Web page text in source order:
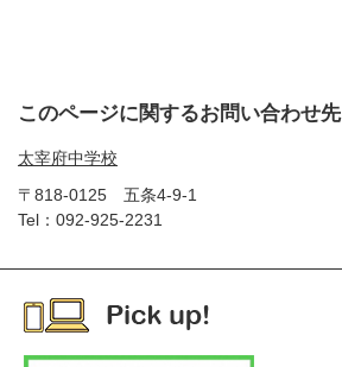
このページに関するお問い合わせ先
太宰府中学校
〒818-0125
五条4-9-1
Tel：092-925-2231